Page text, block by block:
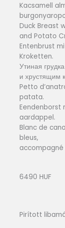
Kacsamell
Duck Breast
and Potato
Entenbrust
Kroketten.
Утиная
и хрустящим
Petto
patata.
Eendenborst
aardappel.
Blanc de
bleus,
6490 HUF
Pirított